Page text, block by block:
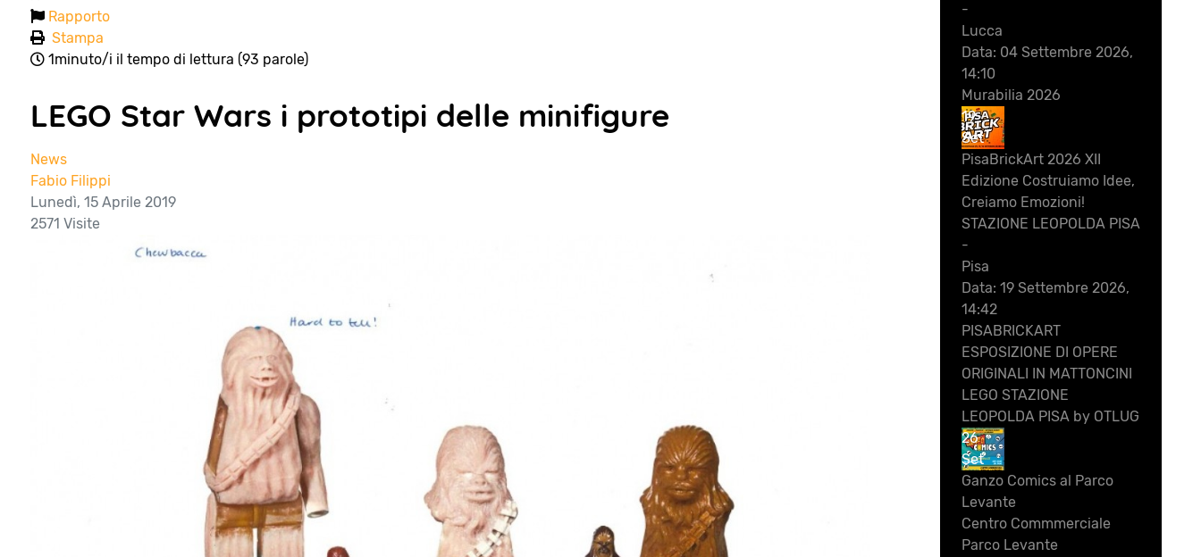
Rapporto
Stampa
1minuto/i il tempo di lettura (93 parole)
LEGO Star Wars i prototipi delle minifigure
News
Fabio Filippi
Lunedì, 15 Aprile 2019
2571 Visite
-
Lucca
Data: 04 Settembre 2026,
14:10
Murabilia 2026
19
Set
PisaBrickArt 2026 XII
Edizione Costruiamo Idee,
Creiamo Emozioni!
STAZIONE LEOPOLDA PISA
-
Pisa
Data: 19 Settembre 2026,
14:42
PISABRICKART
ESPOSIZIONE DI OPERE
ORIGINALI IN MATTONCINI
LEGO STAZIONE
LEOPOLDA PISA by OTLUG
26
Set
Ganzo Comics al Parco
Levante
Centro Commmerciale
Parco Levante